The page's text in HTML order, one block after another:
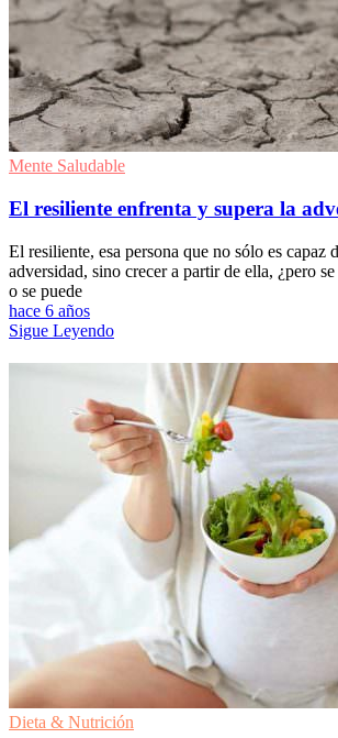
Mente Saludable
El resiliente enfrenta y supera la
El resiliente, esa persona que no sólo es capaz
adversidad, sino crecer a partir de ella, ¿pero
o se puede
hace 6 años
Sigue Leyendo
Dieta & Nutrición